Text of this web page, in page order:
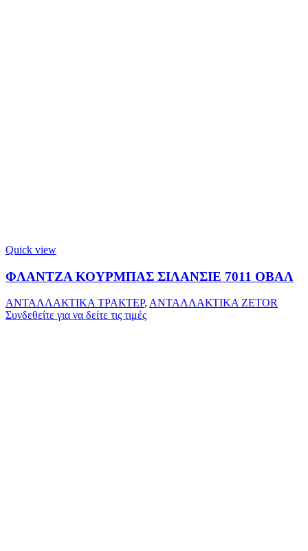
Quick view
ΦΛΑΝΤΖΑ ΚΟΥΡΜΠΑΣ ΣΙΛΑΝΣΙΕ 7011 ΟΒΑΛ
ΑΝΤΑΛΛΑΚΤΙΚΑ ΤΡΑΚΤΕΡ, ΑΝΤΑΛΛΑΚΤΙΚΑ ZETOR
Συνδεθείτε για να δείτε τις τιμές